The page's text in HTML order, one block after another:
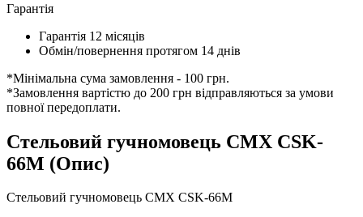
Гарантія
Гарантія 12 місяців
Обмін/повернення протягом 14 днів
*Мінімальна сума замовлення - 100 грн.
*Замовлення вартістю до 200 грн відправляються за умови
повної передоплати.
Стельовий гучномовець CMX CSK-
66М (Опис)
Стельовий гучномовець CMX CSK-66М